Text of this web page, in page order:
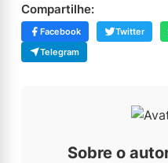
Compartilhe:
Facebook Twitter
Telegram
Sobre o